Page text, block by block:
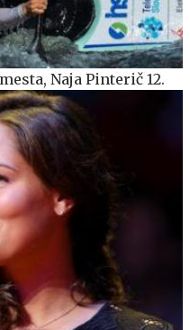
Naja Pinterič 12.